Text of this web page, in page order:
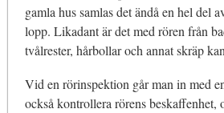
gamla hus samlas det ändå en hel del
lopp. Likadant är det med rören från
tvålrester, hårbollar och annat skräp
Vid en rörinspektion går man in med
också kontrollera rörens beskaffenhet,